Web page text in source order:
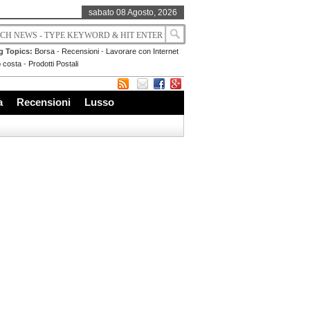
sabato 08 Agosto, 2026
Topics: Borsa - Recensioni - Lavorare con Internet
costa - Prodotti Postali
Recensioni Lusso